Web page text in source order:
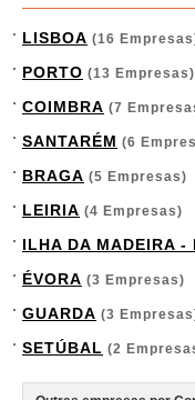
LISBOA (16
PORTO (13 Empresas)
COIMBRA (7
SANTARÉM (6
BRAGA (5 Empresas)
LEIRIA (4 Empresas)
ILHA DA MADEIRA -
ÉVORA (3 Empresas)
GUARDA (3
SETÚBAL (2